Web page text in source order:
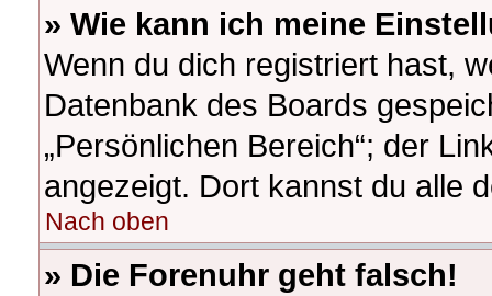
» Wie kann ich meine
Wenn du dich registriert hast,
Datenbank des Boards
„Persönlichen Bereich“; der
angezeigt. Dort kannst du alle
Nach oben
» Die Forenuhr geht falsch!